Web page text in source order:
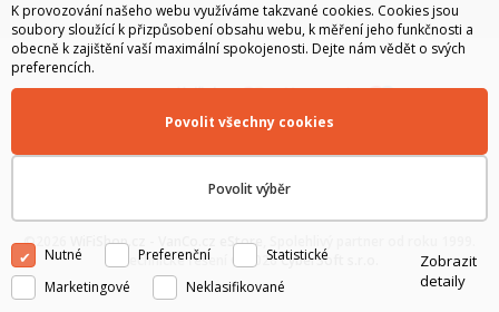
©2026 WiFiShop.cz - VanCo.cz eStore
Technické řešení © 2026CyberSoft s.r.o.
K provozování našeho webu využíváme takzvané cookies. Cookies jsou
soubory sloužící k přizpůsobení obsahu webu, k měření jeho funkčnosti a
obecně k zajištění vaší maximální spokojenosti. Dejte nám vědět o svých
preferencích.
Povolit výběr
Povolit všechny cookies
Nutné Preferenční
Statistické
Marketingové
Neklasifikované
Zobrazit
detaily